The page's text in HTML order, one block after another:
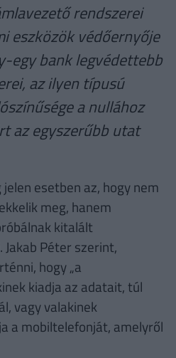
rendszerei
eszközök védőernyője
egy bank legvédettebb
az ilyen típusú
a nullához
az egyszerűbb utat
esetben az, hogy nem
meg, hanem
kitalált
Péter szerint,
hogy „a
kiadja az adatait, túl
vagy valakinek
a mobiltelefonját, amelyről